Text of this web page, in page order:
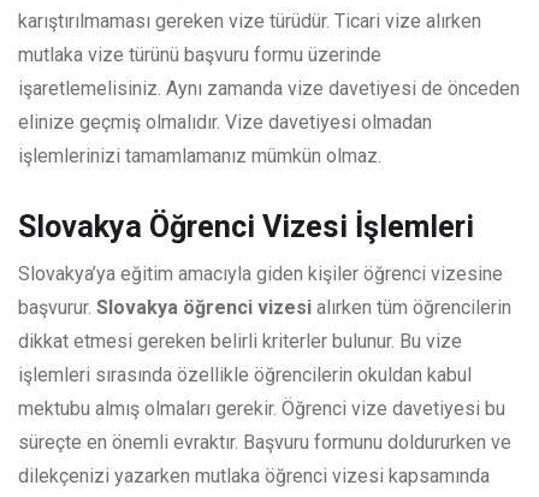
karıştırılmaması gereken vize türüdür. Ticari vize alırken
mutlaka vize türünü başvuru formu üzerinde
işaretlemelisiniz. Aynı zamanda vize davetiyesi de önceden
elinize geçmiş olmalıdır. Vize davetiyesi olmadan
işlemlerinizi tamamlamanız mümkün olmaz.
Slovakya Öğrenci Vizesi İşlemleri
Slovakya’ya eğitim amacıyla giden kişiler öğrenci vizesine
başvurur. Slovakya öğrenci vizesi alırken tüm öğrencilerin
dikkat etmesi gereken belirli kriterler bulunur. Bu vize
işlemleri sırasında özellikle öğrencilerin okuldan kabul
mektubu almış olmaları gerekir. Öğrenci vize davetiyesi bu
süreçte en önemli evraktır. Başvuru formunu doldururken ve
dilekçenizi yazarken mutlaka öğrenci vizesi kapsamında